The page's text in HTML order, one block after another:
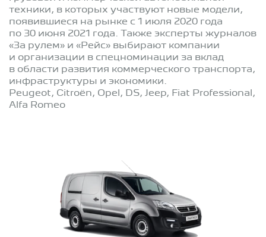
техники, в которых участвуют новые модели,
появившиеся на рынке с 1 июля 2020 года
по 30 июня 2021 года. Также эксперты журналов
«За рулем» и «Рейс» выбирают компании
и организации в спецноминации за вклад
в области развития коммерческого транспорта,
инфраструктуры и экономики.
Peugeot, Citroёn, Opel, DS, Jeep, Fiat Professional,
Alfa Romeo